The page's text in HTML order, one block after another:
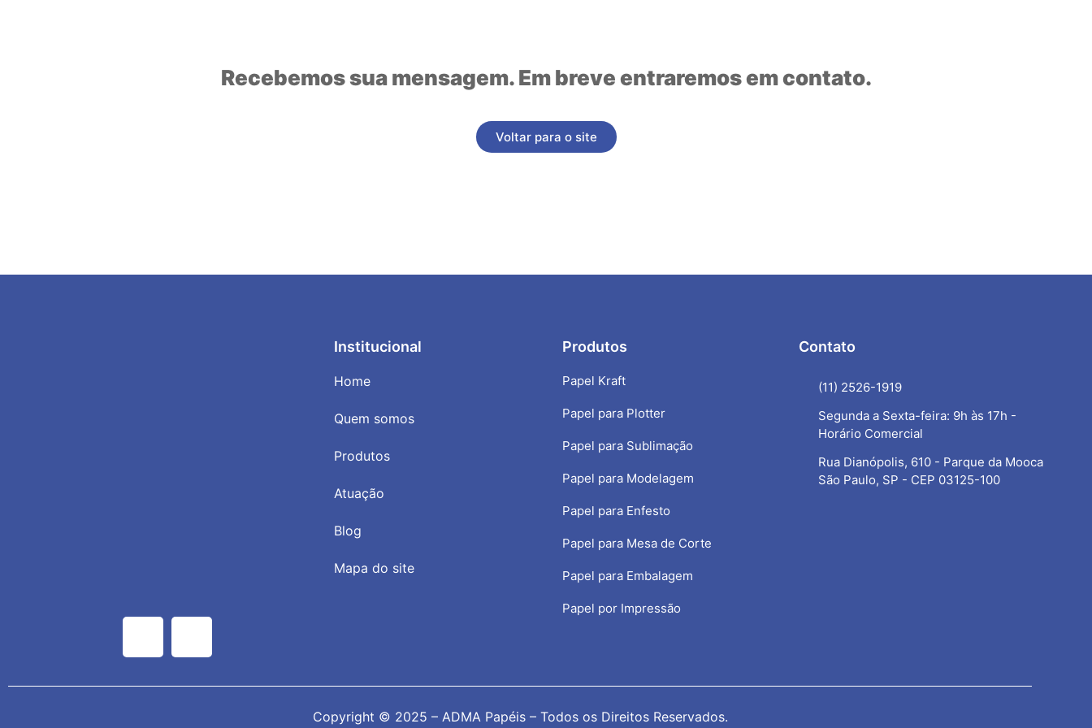
Recebemos sua mensagem. Em breve entraremos em contato.
Voltar para o site
Institucional
Home
Quem somos
Produtos
Atuação
Blog
Mapa do site
Produtos
Papel Kraft
Papel para Plotter
Papel para Sublimação
Papel para Modelagem
Papel para Enfesto
Papel para Mesa de Corte
Papel para Embalagem
Papel por Impressão
Contato
(11) 2526-1919
Segunda a Sexta-feira: 9h às 17h -
Horário Comercial
Rua Dianópolis, 610 - Parque da Mooca
São Paulo, SP - CEP 03125-100
Copyright © 2025 – ADMA Papéis – Todos os Direitos Reservados.